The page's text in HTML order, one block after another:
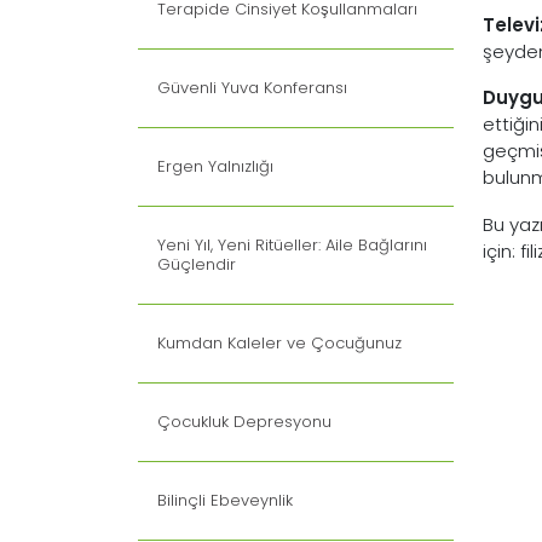
Terapide Cinsiyet Koşullanmaları
Güvenli Yuva Konferansı
Ergen Yalnızlığı
Yeni Yıl, Yeni Ritüeller: Aile Bağlarını
Güçlendir
Kumdan Kaleler ve Çocuğunuz
Çocukluk Depresyonu
Bilinçli Ebeveynlik
Bu
için: